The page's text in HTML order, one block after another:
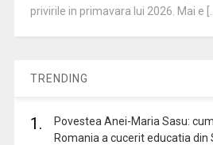
privirile in primavara lui 2026. Mai e
TRENDING
1.
Povestea Anei-Maria Sasu:
Romania a cucerit educatia din